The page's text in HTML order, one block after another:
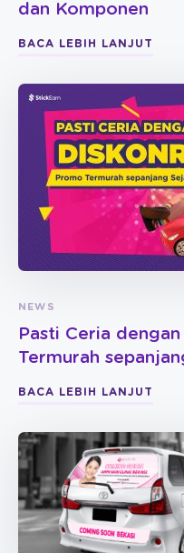
dan Komponen
BACA LEBIH LANJUT
NEWS
Pasti Ceria
Termurah
BACA LEBIH LANJUT